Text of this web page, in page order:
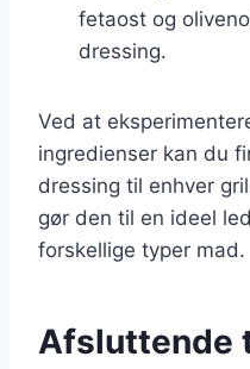
fetaost og
dressing.
Ved at
ingredienser kan du
dressing til enhver
gør den til en ideel
forskellige typer mad.
Afsluttende